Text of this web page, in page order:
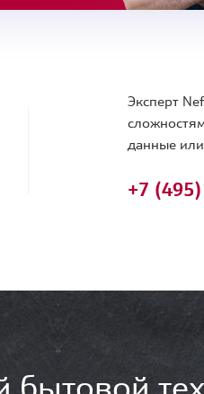
Эксперт
данные
+7 (495)